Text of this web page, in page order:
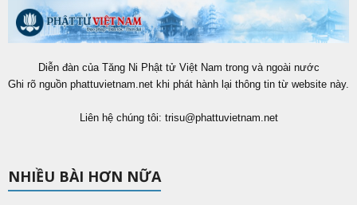
Diễn đàn của Tăng Ni Phật tử Việt Nam trong và ngoài nước
Ghi rõ nguồn phattuvietnam.net khi phát hành lại thông tin từ website này.
Liên hệ chúng tôi: trisu@phattuvietnam.net
NHIỀU BÀI HƠN NỮA